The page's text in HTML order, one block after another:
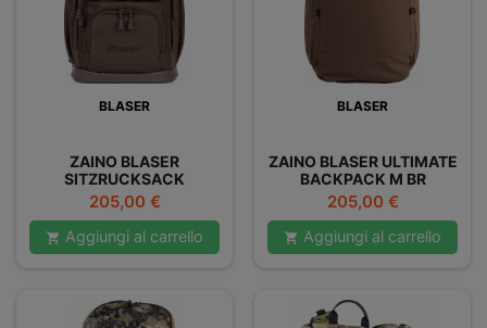
BLASER
ZAINO BLASER
SITZRUCKSACK
Prezzo
205,00 €
 Aggiungi al carrello
BLASER
ZAINO BLASER ULTIMATE
BACKPACK M BR
Prezzo
205,00 €
 Aggiungi al carrello